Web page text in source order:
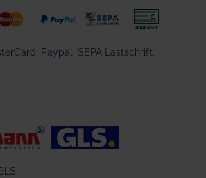
Paypal, SEPA Lastschrift,